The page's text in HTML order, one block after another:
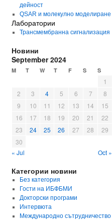
дейност
QSAR и молекулно моделиране
Лаборатории
Трансмембранна сигнализация
Новини
September 2024
M T W T F S S
« Jul Oct »
1
2
3 4 5 6 7
8
9
10 11 12 13 14
15
16
17 18 19 20 21
22
23
24 25 26 27 28
29
30
Категории новини
Без категория
Гости на ИБФБМИ
Докторски програми
Интервюта
Международно сътрудничество